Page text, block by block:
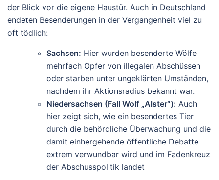
der Blick vor die eigene Haustür. Auch in Deutschland
endeten Besenderungen in der Vergangenheit viel zu
oft tödlich:
Sachsen: Hier wurden besenderte Wölfe
mehrfach Opfer von illegalen Abschüssen
oder starben unter ungeklärten Umständen,
nachdem ihr Aktionsradius bekannt war.
Niedersachsen (Fall Wolf „Alster“): Auch
hier zeigt sich, wie ein besendertes Tier
durch die behördliche Überwachung und die
damit einhergehende öffentliche Debatte
extrem verwundbar wird und im Fadenkreuz
der Abschusspolitik landet